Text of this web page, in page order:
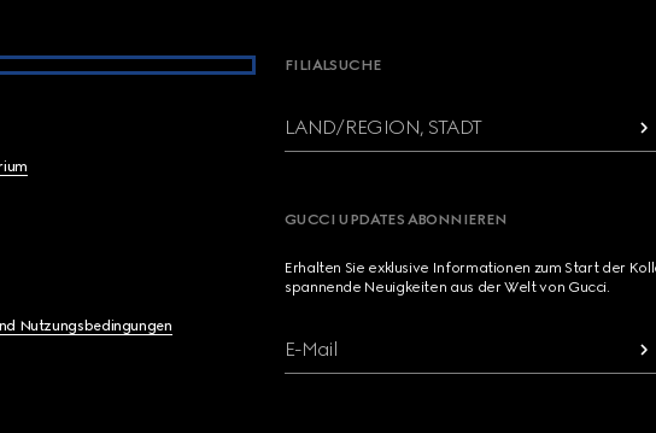
Nutzungsbedingungen
FILIALSUCHE
LAND/REGION, STADT
GUCCI UPDATES ABONNIEREN
Erhalten Sie exklusive Informationen zum Start der
spannende Neuigkeiten aus der Welt von Gucci.
E-Mail